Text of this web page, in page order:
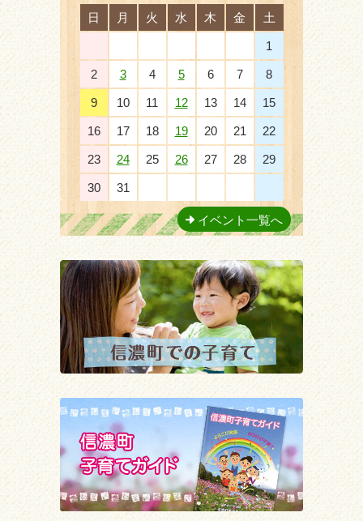
日 月 火 水 木 金 土
1
2 3 4 5 6 7 8
9 10 11 12 13 14 15
16 17 18 19 20 21 22
23 24 25 26 27 28 29
30 31
イベント一覧へ